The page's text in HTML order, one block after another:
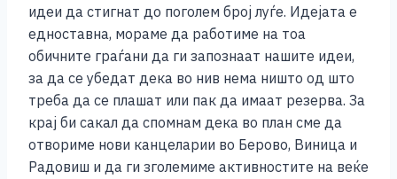
идеи да стигнат до поголем број луѓе. Идејата е
едноставна, мораме да работиме на тоа
обичните граѓани да ги запознаат нашите идеи,
за да се убедат дека во нив нема ништо од што
треба да се плашат или пак да имаат резерва. За
крај би сакал да спомнам дека во план сме да
отвориме нови канцеларии во Берово, Виница и
Радовиш и да ги зголемиме активностите на веќе